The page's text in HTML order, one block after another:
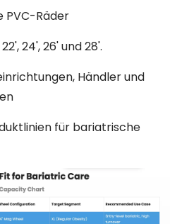
PVC-Räder
24', 26' und 28'.
Händler und
für bariatrische